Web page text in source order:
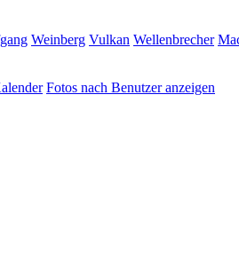
Weinberg Vulkan Wellenbrecher
Fotos nach Benutzer anzeigen